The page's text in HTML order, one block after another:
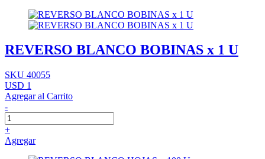
REVERSO BLANCO BOBINAS x 1 U
SKU 40055
USD 1
Agregar al Carrito
-
+
Agregar